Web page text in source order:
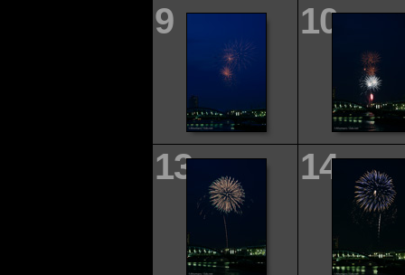
9 10
13 14